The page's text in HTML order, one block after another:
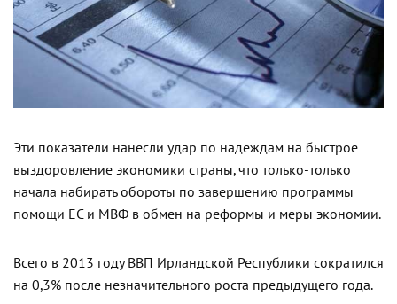
Эти показатели нанесли удар по надеждам на быстрое
выздоровление экономики страны, что только-только
начала набирать обороты по завершению программы
помощи ЕС и МВФ в обмен на реформы и меры экономии.
Всего в 2013 году ВВП Ирландской Республики сократился
на 0,3% после незначительного роста предыдущего года.